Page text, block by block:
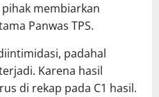
membiarkan
Panwas TPS.
padahal
Karena hasil
di rekap pada C1 hasil.